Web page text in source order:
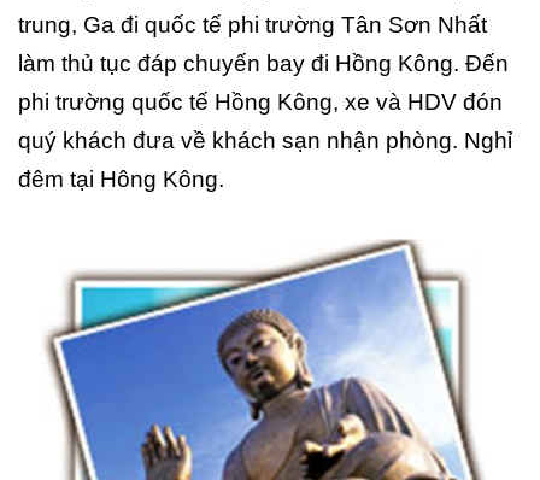
trung, Ga đi quốc tế phi trường Tân Sơn Nhất
làm thủ tục đáp chuyến bay đi Hồng Kông. Đến
phi trường quốc tế Hồng Kông, xe và HDV đón
quý khách đưa về khách sạn nhận phòng. Nghỉ
đêm tại Hông Kông.